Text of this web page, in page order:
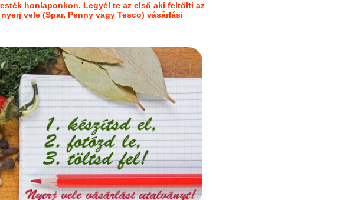
honlaponkon. Legyél te az első aki feltölti az
vele (Spar, Penny vagy Tesco) vásárlási